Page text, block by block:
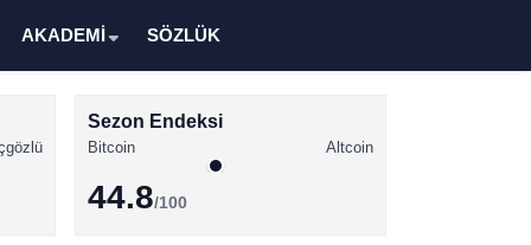
AKADEMİ SÖZLÜK
Sezon Endeksi
Bitcoin Altcoin
44.8/100